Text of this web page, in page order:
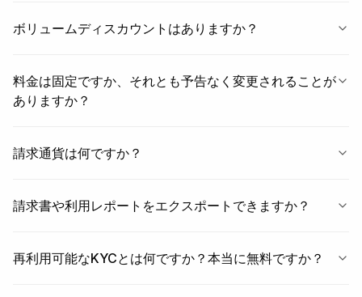
ボリュームディスカウントはありますか？
料金は固定ですか、それとも予告なく変更されることが
ありますか？
請求通貨は何ですか？
請求書や利用レポートをエクスポートできますか？
再利用可能なKYCとは何ですか？本当に無料ですか？